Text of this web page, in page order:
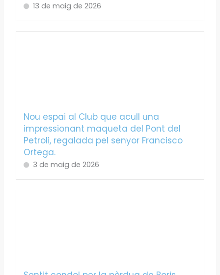
13 de maig de 2026
Nou espai al Club que acull una
impressionant maqueta del Pont del
Petroli, regalada pel senyor Francisco
Ortega.
3 de maig de 2026